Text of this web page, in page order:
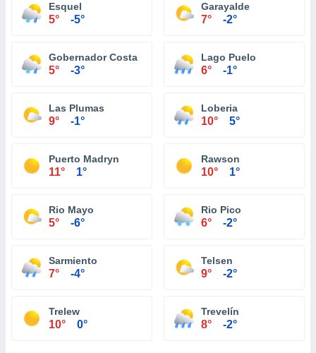
Esquel
5° -5°
Garayalde
7° -2°
Gobernador Costa
5° -3°
Lago Puelo
6° -1°
Las Plumas
9° -1°
Loberia
10° 5°
Puerto Madryn
11° 1°
Rawson
10° 1°
Rio Mayo
5° -6°
Rio Pico
6° -2°
Sarmiento
7° -4°
Telsen
9° -2°
Trelew
10° 0°
Trevelín
8° -2°